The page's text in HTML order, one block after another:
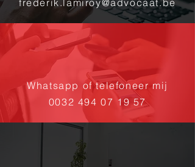
frederik.lamiroy@advocaat.be
Whatsapp of telefoneer mij
0032 494 07 19 57